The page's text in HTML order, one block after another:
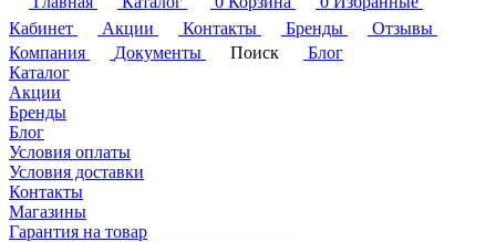
Кабинет
Акции Контакты Бренды
Отзывы
Компания
Документы Поиск
Блог
Каталог
Акции
Бренды
Блог
Условия оплаты
Условия доставки
Контакты
Магазины
Гарантия на товар